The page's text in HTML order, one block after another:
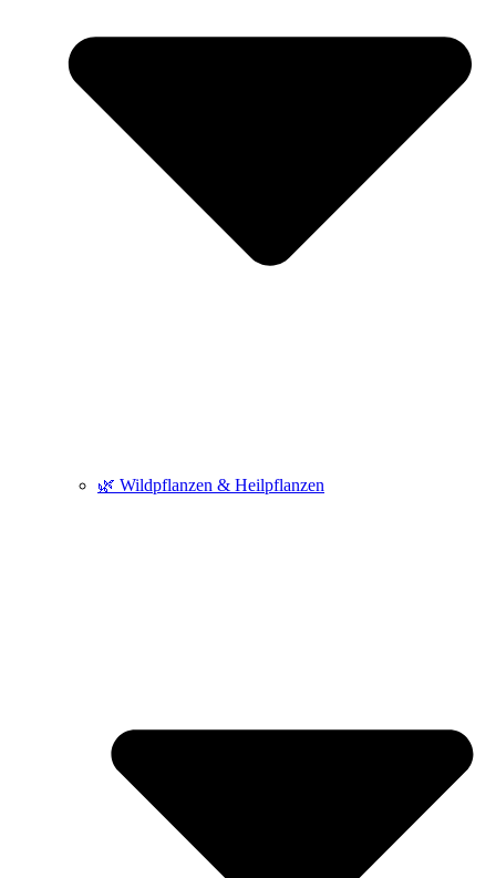
🌿 Wildpflanzen & Heilpflanzen